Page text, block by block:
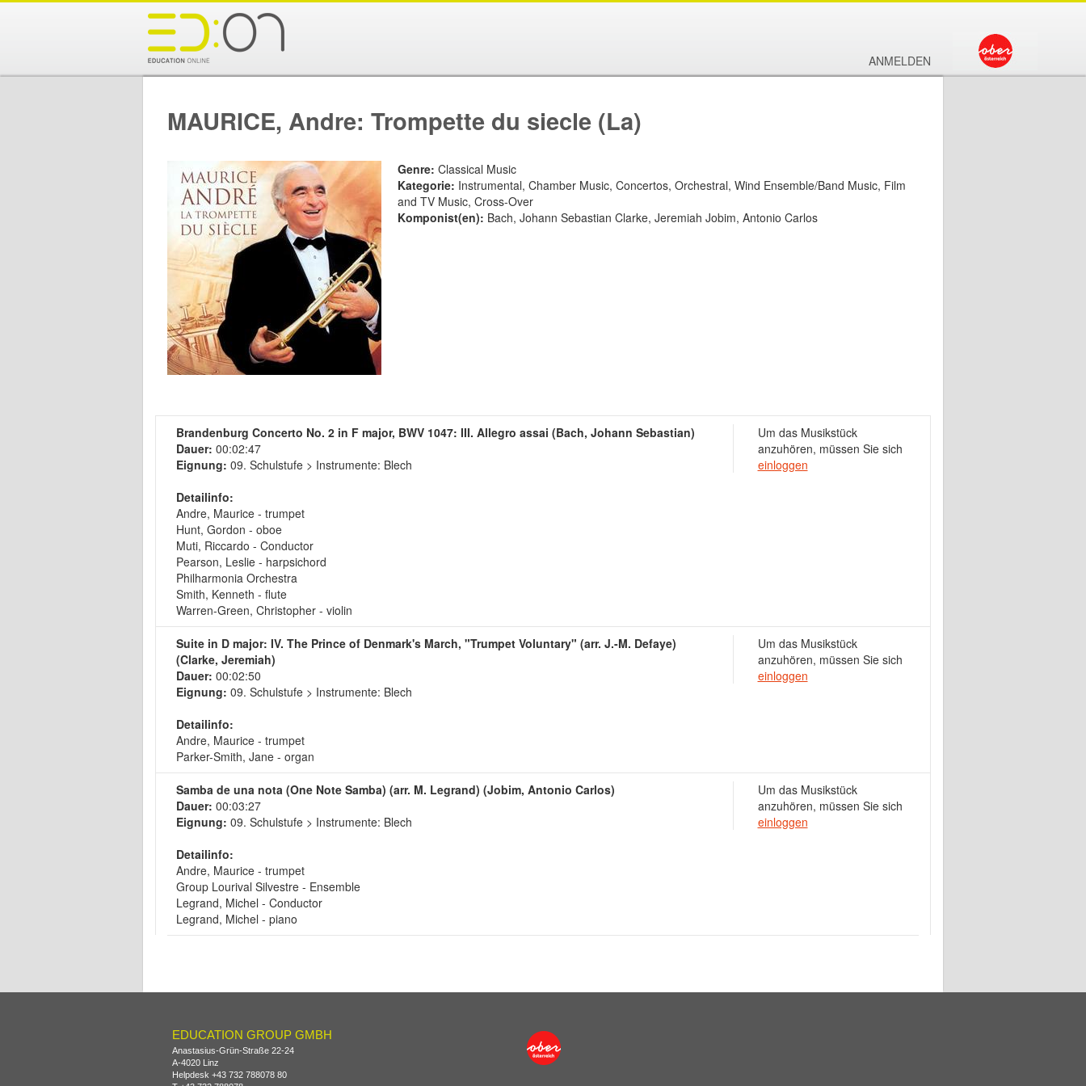
ANMELDEN
MAURICE, Andre: Trompette du siecle (La)
Genre: Classical Music
Kategorie: Instrumental, Chamber Music, Concertos, Orchestral, Wind Ensemble/Band Music, Film
and TV Music, Cross-Over
Komponist(en): Bach, Johann Sebastian Clarke, Jeremiah Jobim, Antonio Carlos
Brandenburg Concerto No. 2 in F major, BWV 1047: III. Allegro assai (Bach, Johann Sebastian)
Dauer: 00:02:47
Eignung: 09. Schulstufe > Instrumente: Blech
Detailinfo:
Andre, Maurice - trumpet
Hunt, Gordon - oboe
Muti, Riccardo - Conductor
Pearson, Leslie - harpsichord
Philharmonia Orchestra
Smith, Kenneth - flute
Warren-Green, Christopher - violin
Um das Musikstück
anzuhören, müssen Sie sich
einloggen
Suite in D major: IV. The Prince of Denmark's March, "Trumpet Voluntary" (arr. J.-M. Defaye)
(Clarke, Jeremiah)
Dauer: 00:02:50
Eignung: 09. Schulstufe > Instrumente: Blech
Detailinfo:
Andre, Maurice - trumpet
Parker-Smith, Jane - organ
Um das Musikstück
anzuhören, müssen Sie sich
einloggen
Samba de una nota (One Note Samba) (arr. M. Legrand) (Jobim, Antonio Carlos)
Dauer: 00:03:27
Eignung: 09. Schulstufe > Instrumente: Blech
Detailinfo:
Andre, Maurice - trumpet
Group Lourival Silvestre - Ensemble
Legrand, Michel - Conductor
Legrand, Michel - piano
Um das Musikstück
anzuhören, müssen Sie sich
einloggen
EDUCATION GROUP GMBH
Anastasius-Grün-Straße 22-24
A-4020 Linz
Helpdesk +43 732 788078 80